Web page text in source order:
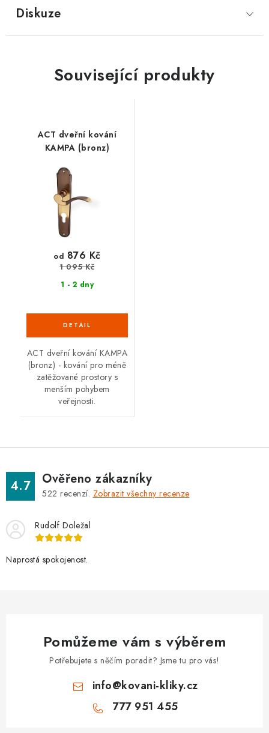
Diskuze
Související produkty
ACT dveřní kování
KAMPA (bronz)
1 - 2 dny
od 876 Kč
1 095 Kč
ACT dveřní kování KAMPA
(bronz) - kování pro méně
zatěžované prostory s
menším pohybem
veřejnosti.
4.7 Ověřeno zákazníky
522 recenzí. Zobrazit všechny recenze
Rudolf Doležal
Naprostá spokojenost.
Pomůžeme vám s výběrem
Potřebujete s něčím poradit? Jsme tu pro vás!
info@kovani-kliky.cz
777 951 455